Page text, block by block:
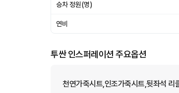
승차 정원(명)
연비
투싼 인스퍼레이션 주요옵션
천연가죽시트,인조가죽시트,뒷좌석 리